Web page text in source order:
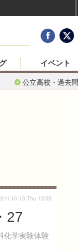
公立高校・過去問
イベント
27
化学実験体験
Thu 13:03